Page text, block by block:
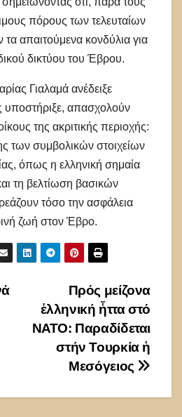
πόρους των τελευταίων
τα απαιτούμενα κονδύλια για
δικτύου του Έβρου.
Γιαλαμά ανέδειξε
απασχολούν
της ακριτικής περιοχής:
των συμβολικών στοιχείων
όπως η ελληνική σημαία
τη βελτίωση βασικών
τόσο την ασφάλεια
ζωή στον Έβρο.
Πρός μείζονα
ἑλληνική ἧττα στό
ΝΑΤΟ: Παραδίδεται
στήν Τουρκία ἡ
Μεσόγειος